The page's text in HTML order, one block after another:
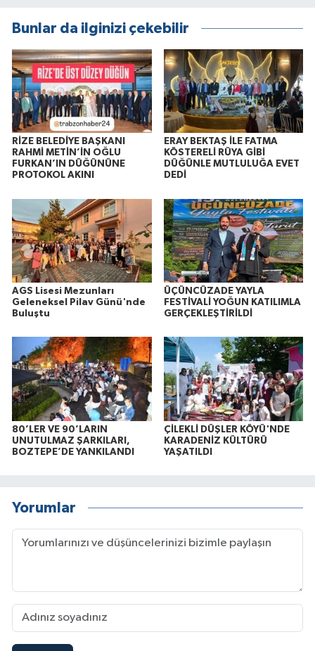
Bunlar da ilginizi çekebilir
RİZE BELEDİYE BAŞKANI
RAHMİ METİN’İN OĞLU
FURKAN’IN DÜĞÜNÜNE
PROTOKOL AKINI
ERAY BEKTAŞ İLE FATMA
KÖSTERELİ RÜYA GİBİ
DÜĞÜNLE MUTLULUĞA EVET
DEDİ
AGS Lisesi Mezunları
Geleneksel Pilav Günü'nde
Buluştu
ÜÇÜNCÜZADE YAYLA
FESTİVALİ YOĞUN KATILIMLA
GERÇEKLEŞTİRİLDİ
80’LER VE 90’LARIN
UNUTULMAZ ŞARKILARI,
BOZTEPE’DE YANKILANDI
ÇİLEKLİ DÜŞLER KÖYÜ'NDE
KARADENİZ KÜLTÜRÜ
YAŞATILDI
Yorumlar